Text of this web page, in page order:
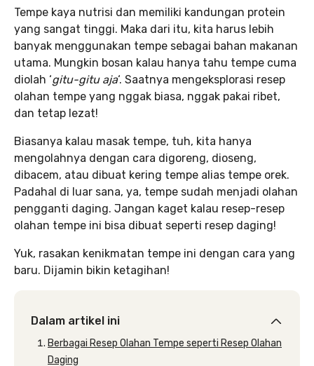
Tempe kaya nutrisi dan memiliki kandungan protein
yang sangat tinggi. Maka dari itu, kita harus lebih
banyak menggunakan tempe sebagai bahan makanan
utama. Mungkin bosan kalau hanya tahu tempe cuma
diolah ‘gitu-gitu aja‘. Saatnya mengeksplorasi resep
olahan tempe yang nggak biasa, nggak pakai ribet,
dan tetap lezat!
Biasanya kalau masak tempe, tuh, kita hanya
mengolahnya dengan cara digoreng, dioseng,
dibacem, atau dibuat kering tempe alias tempe orek.
Padahal di luar sana, ya, tempe sudah menjadi olahan
pengganti daging. Jangan kaget kalau resep-resep
olahan tempe ini bisa dibuat seperti resep daging!
Yuk, rasakan kenikmatan tempe ini dengan cara yang
baru. Dijamin bikin ketagihan!
Dalam artikel ini
Berbagai Resep Olahan Tempe seperti Resep Olahan
Daging